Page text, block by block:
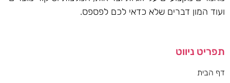
ועוד המון דברים שלא כדאי לכם לפספס.
תפריט ניווט
דף הבית